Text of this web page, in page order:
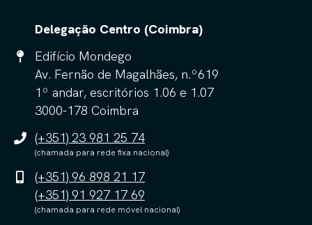
Delegação Centro (Coimbra)
Edifício Mondego
Av. Fernão de Magalhães, n.º619
1º andar, escritórios 1.06 e 1.07
3000-178 Coimbra
(+351) 23 981 25 74
(chamada para rede fixa nacional)
(+351) 96 898 21 17
(+351) 91 927 17 69
(chamada para rede móvel nacional)